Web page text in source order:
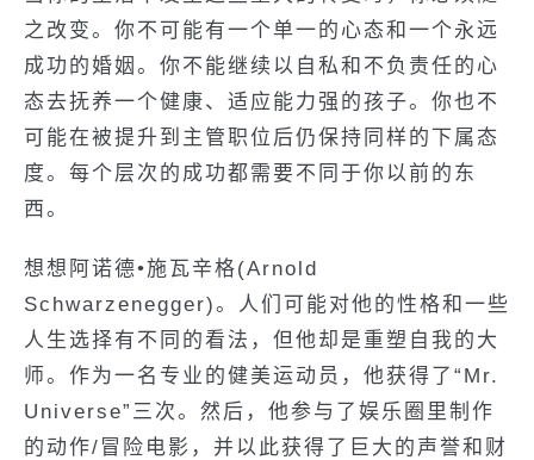
之改变。你不可能有一个单一的心态和一个永远
成功的婚姻。你不能继续以自私和不负责任的心
态去抚养一个健康、适应能力强的孩子。你也不
可能在被提升到主管职位后仍保持同样的下属态
度。每个层次的成功都需要不同于你以前的东
西。
想想阿诺德•施瓦辛格(Arnold
Schwarzenegger)。人们可能对他的性格和一些
人生选择有不同的看法，但他却是重塑自我的大
师。作为一名专业的健美运动员，他获得了“Mr.
Universe”三次。然后，他参与了娱乐圈里制作
的动作/冒险电影，并以此获得了巨大的声誉和财